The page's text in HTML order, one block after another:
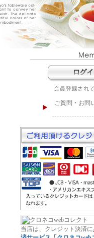
ご質問・お問
当店は、クレジット決済に